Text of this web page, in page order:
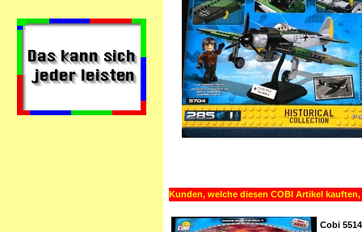
Kunden, welche diesen COBI Artikel
Cobi